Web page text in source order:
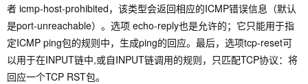
者 icmp-host-prohibited，该类型会返回相应的ICMP错误信息（默认
是port-unreachable）。选项 echo-reply也是允许的；它只能用于指
定ICMP ping包的规则中，生成ping的回应。最后，选项tcp-reset可
以用于在INPUT链中,或自INPUT链调用的规则，只匹配TCP协议：将
回应一个TCP RST包。